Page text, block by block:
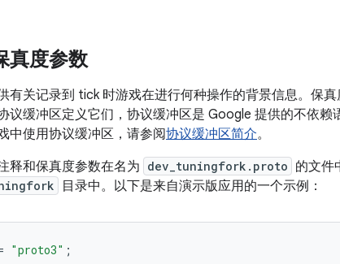
真度参数
有关记录到 tick 时游戏在进行何种操作的背景信息。保真
议缓冲区定义它们，协议缓冲区是 Google 提供的不依赖
中使用协议缓冲区，请参阅协议缓冲区简介。
释和保真度参数在名为 dev_tuningfork.proto 的文件
目录中。以下是来自演示版应用的一个示例：
"proto3" ;